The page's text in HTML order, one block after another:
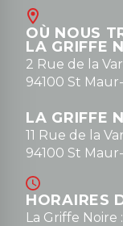
OÙ NOUS
LA GRIFFE
2 Rue de la
94100 St
LA GRIFFE
11 Rue de la
94100 St
HORAIRES
La Griffe Noire :